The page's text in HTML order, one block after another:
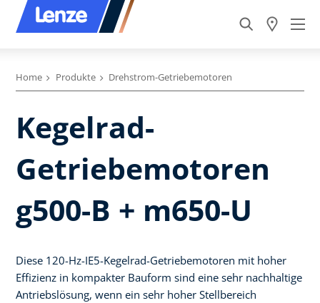
Home Produkte Drehstrom-Getriebemotoren
Kegelrad-
Getriebemotoren
g500-B + m650-U
Diese 120-Hz-IE5-Kegelrad-Getriebemotoren mit hoher
Effizienz in kompakter Bauform sind eine sehr nachhaltige
Antriebslösung, wenn ein sehr hoher Stellbereich